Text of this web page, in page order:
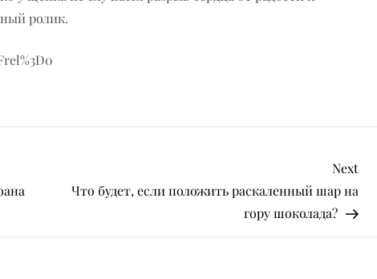
ролик.
Next
Post
Next
Что будет, если положить раскаленный шар на
гору шоколада?